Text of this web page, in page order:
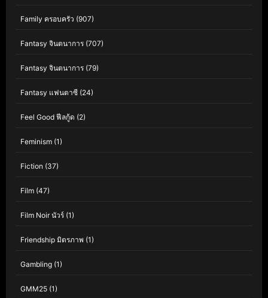
Family ครอบครัว (907)
Fantasy จินตนาการ (707)
Fantasy จินตนาการ (79)
Fantasy แฟนตาซี (24)
Feel Good ฟีลกู้ด (2)
Feminism (1)
Fiction (37)
Film (47)
Film Noir นัวร์ (1)
Friendship มิตรภาพ (1)
Gambling (1)
GMM25 (1)